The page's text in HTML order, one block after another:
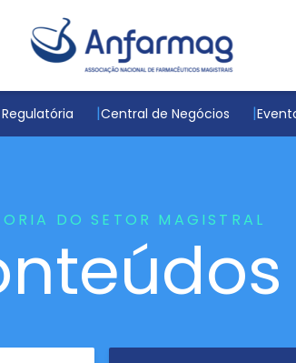
Central de Negócios
DO SETOR MAGISTRAL